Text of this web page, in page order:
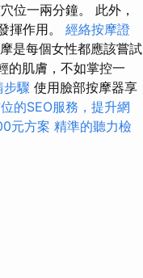
位一兩分鐘。 此外，
揮作用。 經絡按摩證
是每個女性都應該嘗試
的肌膚，不如掌控一
步驟 使用臉部按摩器享
的SEO服務，提升網
元方案 精準的聽力檢